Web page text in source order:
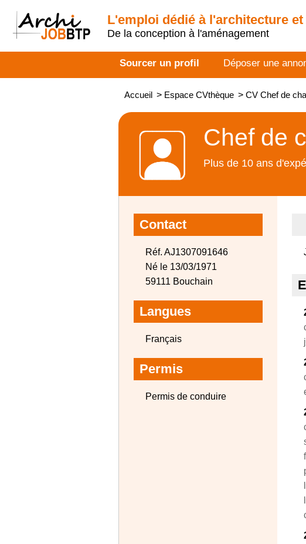
L'emploi dédié à l'architecture
De la conception à l'aménagement
Sourcer un profil Déposer une
Accueil > Espace CVthèque > CV Chef de
Chef de
Plus de 10 ans
Contact
Réf. AJ1307091646
Né le 13/03/1971
59111 Bouchain
Langues
Français
Permis
Permis de conduire